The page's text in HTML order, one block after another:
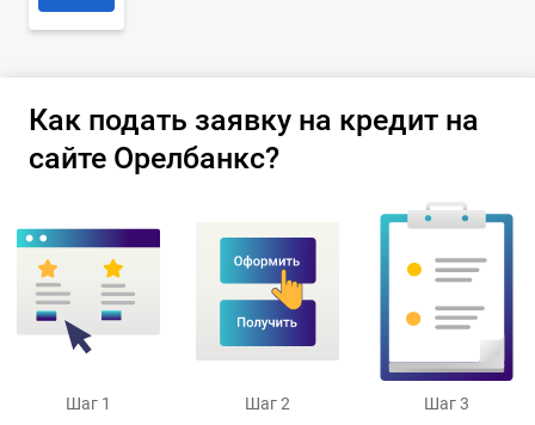
Как подать заявку на кредит на
сайте Орелбанкс?
Шаг 1
Шаг 2
Шаг 3